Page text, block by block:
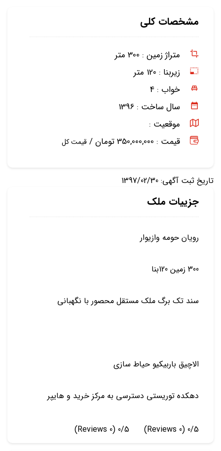
مشخصات کلی
متراژ زمین : 300 متر
زیربنا : 120 متر
خواب : 4
سال ساخت : 1396
موقعیت :
قیمت : 350,000,000 تومان /
قیمت کل
تاریخ ثبت آگهی: 1397/02/30
جزییات ملک
رویان حومه وازیوار
300 زمین 120بنا
سند تک برگ ملک مستقل محصور با نگهبانی
الاچیق باربیکیو حیاط سازی
دهکده توریستی دسترسی به مرکز خرید و هایپر
0/5
(0 Reviews)
0/5
(0 Reviews)